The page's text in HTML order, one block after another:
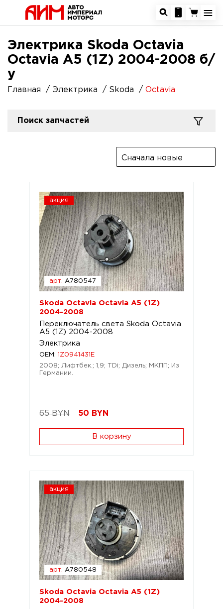
Электрика Skoda Octavia
Octavia A5 (1Z) 2004-2008 б/
у
Главная Электрика Skoda Octavia
Поиск запчастей
Сначала новые
акция
арт. A780547
Skoda Octavia Octavia A5 (1Z)
2004-2008
Переключатель света Skoda Octavia
A5 (1Z) 2004-2008
Электрика
OEM: 1Z0941431E
2008; Лифтбек.; 1,9; TDi; Дизель; МКПП; Из
Германии.
65 BYN 50 BYN
В корзину
акция
арт. A780548
Skoda Octavia Octavia A5 (1Z)
2004-2008